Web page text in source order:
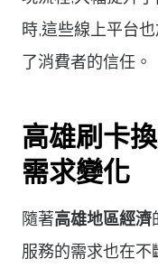
時,這些線上平台
了消費者的信任。
高雄刷卡
需求變化
隨著高雄地區經濟
服務的需求也在